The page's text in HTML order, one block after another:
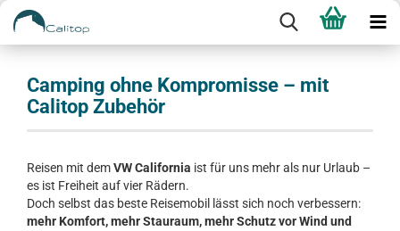
Camping ohne Kompromisse – mit
Calitop Zubehör
Reisen mit demVW California ist für uns mehr als nur Urlaub –
es ist Freiheit auf vier Rädern.
Doch selbst das beste Reisemobil lässt sich noch verbessern:
mehr Komfort, mehr Stauraum, mehr Schutz vor Wind und